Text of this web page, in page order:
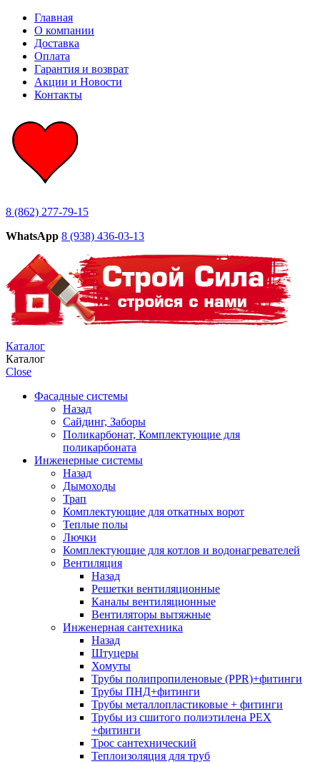
Главная
О компании
Доставка
Оплата
Гарантия и возврат
Акции и Новости
Контакты
8 (862) 277-79-15
WhatsApp 8 (938) 436-03-13
Каталог
Каталог
Close
Фасадные системы
Назад
Сайдинг, Заборы
Поликарбонат, Комплектующие для
поликарбоната
Инженерные системы
Назад
Дымоходы
Трап
Комплектующие для откатных ворот
Теплые полы
Лючки
Комплектующие для котлов и водонагревателей
Вентиляция
Назад
Решетки вентиляционные
Каналы вентиляционные
Вентиляторы вытяжные
Инженерная сантехника
Назад
Штуцеры
Хомуты
Трубы полипропиленовые (PPR)+фитинги
Трубы ПНД+фитинги
Трубы металлопластиковые + фитинги
Трубы из сшитого полиэтилена PEX
+фитинги
Трос сантехнический
Теплоизоляция для труб